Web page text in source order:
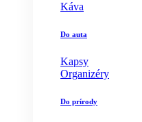
Káva
Do auta
Kapsy
Organizéry
Do prírody